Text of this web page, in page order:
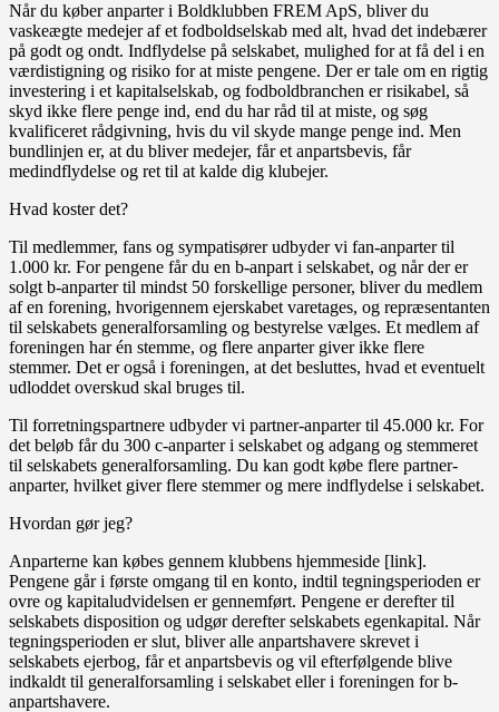
Når du køber anparter i Boldklubben FREM ApS, bliver du
vaskeægte medejer af et fodboldselskab med alt, hvad det indebærer
på godt og ondt. Indflydelse på selskabet, mulighed for at få del i en
værdistigning og risiko for at miste pengene. Der er tale om en rigtig
investering i et kapitalselskab, og fodboldbranchen er risikabel, så
skyd ikke flere penge ind, end du har råd til at miste, og søg
kvalificeret rådgivning, hvis du vil skyde mange penge ind. Men
bundlinjen er, at du bliver medejer, får et anpartsbevis, får
medindflydelse og ret til at kalde dig klubejer.
Hvad koster det?
Til medlemmer, fans og sympatisører udbyder vi fan-anparter til
1.000 kr. For pengene får du en b-anpart i selskabet, og når der er
solgt b-anparter til mindst 50 forskellige personer, bliver du medlem
af en forening, hvorigennem ejerskabet varetages, og repræsentanten
til selskabets generalforsamling og bestyrelse vælges. Et medlem af
foreningen har én stemme, og flere anparter giver ikke flere
stemmer. Det er også i foreningen, at det besluttes, hvad et eventuelt
udloddet overskud skal bruges til.
Til forretningspartnere udbyder vi partner-anparter til 45.000 kr. For
det beløb får du 300 c-anparter i selskabet og adgang og stemmeret
til selskabets generalforsamling. Du kan godt købe flere partner-
anparter, hvilket giver flere stemmer og mere indflydelse i selskabet.
Hvordan gør jeg?
Anparterne kan købes gennem klubbens hjemmeside [link].
Pengene går i første omgang til en konto, indtil tegningsperioden er
ovre og kapitaludvidelsen er gennemført. Pengene er derefter til
selskabets disposition og udgør derefter selskabets egenkapital. Når
tegningsperioden er slut, bliver alle anpartshavere skrevet i
selskabets ejerbog, får et anpartsbevis og vil efterfølgende blive
indkaldt til generalforsamling i selskabet eller i foreningen for b-
anpartshavere.